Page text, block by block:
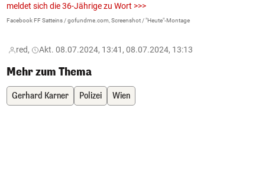
meldet sich die 36-Jährige zu Wort >>>
Facebook FF Satteins / gofundme.com, Screenshot / "Heute"-Montage
red, Akt. 08.07.2024, 13:41, 08.07.2024, 13:13
Mehr zum Thema
Gerhard Karner Polizei Wien